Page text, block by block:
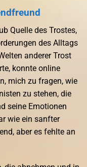
Quelle des Trostes,
des Alltags
anderer Trost
konnte online
mich zu fragen, wie
zu stehen, die
seine Emotionen
wie ein sanfter
aber es fehlte an